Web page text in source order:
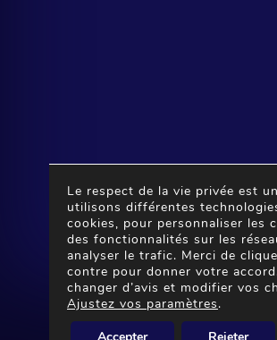
NOS PRODUITS
Médailles du Travail
Personnalisation sur
Accessoires
Création sur mesure
Trophées, coupes &
Le respect de la vie privée est
utilisons différentes
cookies, pour personnaliser les
des fonctionnalités sur les
analyser le trafic. Merci de
contre pour donner votre
changer d’avis et modifier vos
Ajustez vos paramètres.